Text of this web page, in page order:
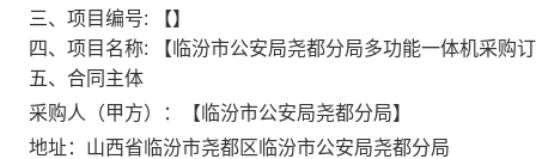
三、项目编号:
【】
四、项目名称:
【临汾市公安局尧都分局多功能一体机采购
五、合同主体
采购人（甲方）：【临汾市公安局尧都分局】
地址：山西省临汾市尧都区临汾市公安局尧都分局